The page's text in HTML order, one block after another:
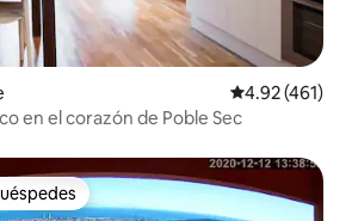
Calificación
4.92 (461)
en el corazón de Poble Sec
preferido